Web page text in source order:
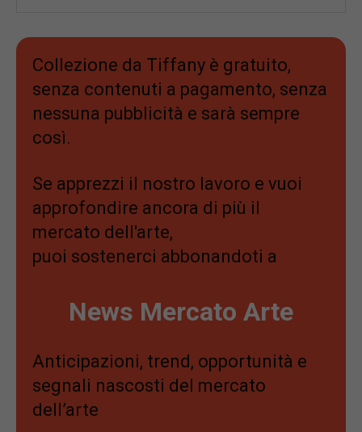
Collezione da Tiffany è gratuito,
senza contenuti a pagamento, senza
nessuna pubblicità e sarà sempre
così.
Se apprezzi il nostro lavoro e vuoi
approfondire ancora di più il
mercato dell'arte,
puoi sostenerci abbonandoti a
News Mercato Arte
Anticipazioni, trend, opportunità e
segnali nascosti del mercato
dell’arte